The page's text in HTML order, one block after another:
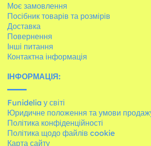
Моє замовлення
Посібник товарів та розмірів
Доставка
Повернення
Інші питання
Контактна інформація
ІНФОРМАЦІЯ:
Funidelia у світі
Юридичне положення та умови
Політика конфіденційності
Політика щодо файлів cookie
Карта сайту